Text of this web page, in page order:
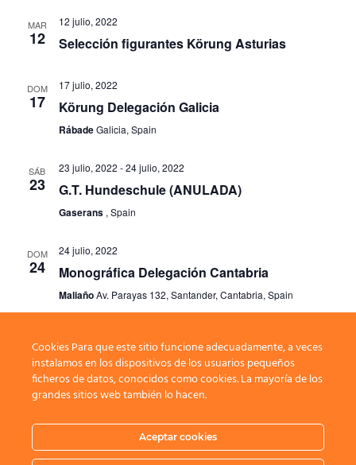
MAR
12
12 julio, 2022
Selección figurantes Körung Asturias
DOM
17
17 julio, 2022
Körung Delegación Galicia
RábadeGalicia, Spain
SÁB
23
23 julio, 2022 -24 julio, 2022
G.T. Hundeschule (ANULADA)
Gaserans , Spain
DOM
24
24 julio, 2022
Monográfica Delegación Cantabria
MaliañoAv. Parayas 132, Santander, Cantabria, Spain
Eventos
anterior(es) Hoy Eventos
siguiente(s)
Cookies Para que este sitio funcione adecuadamente, a veces
instalamos en los dispositivos de los usuarios pequeños
ficheros de datos, conocidos como cookies. La mayoría de los
grandes sitios web también lo hacen.
Aceptar cookies